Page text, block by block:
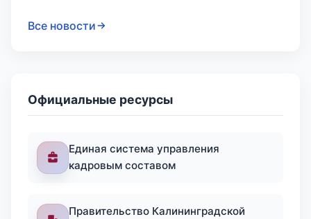
Все новости
Официальные ресурсы
Единая система управления
кадровым составом
Правительство Калининградской